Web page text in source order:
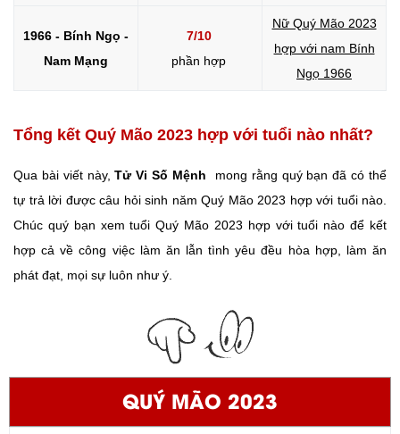
1966 - Bính Ngọ -
Nam Mạng
7/10
phần hợp
Nữ Quý Mão 2023
hợp với nam Bính
Ngọ 1966
Tổng kết Quý Mão 2023 hợp với tuổi nào nhất?
Qua bài viết này,Tử Vi Số Mệnh mong rằng quý bạn đã có thể
tự trả lời được câu hỏi sinh năm Quý Mão 2023 hợp với tuổi nào.
Chúc quý bạn xem tuổi Quý Mão 2023 hợp với tuổi nào để kết
hợp cả về công việc làm ăn lẫn tình yêu đều hòa hợp, làm ăn
phát đạt, mọi sự luôn như ý.
QUÝ MÃO 2023